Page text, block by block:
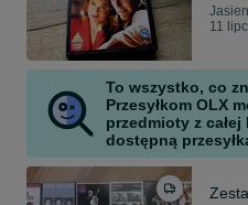
11
To wszystko, co
Przesyłkom OLX
przedmioty z
dostępną